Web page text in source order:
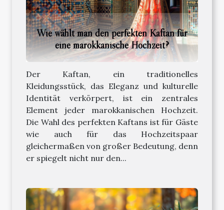
Wie wählt man den perfekten Kaftan für
eine marokkanische Hochzeit?
Der Kaftan, ein traditionelles
Kleidungsstück, das Eleganz und kulturelle
Identität verkörpert, ist ein zentrales
Element jeder marokkanischen Hochzeit.
Die Wahl des perfekten Kaftans ist für Gäste
wie auch für das Hochzeitspaar
gleichermaßen von großer Bedeutung, denn
er spiegelt nicht nur den...